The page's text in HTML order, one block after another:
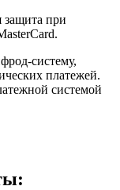
защита при
систему,
платежей.
системой